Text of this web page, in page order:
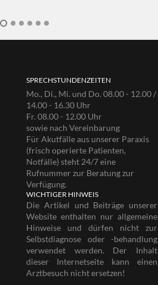
SPRECHSTUNDENZEITEN
Mo., Di., Mi. und Do. 08.00 - 12.00 /
14.00 - 16.30 Uhr
Fr. 08.00 - 12.00 Uhr
sowie nach Vereinbarung
Für Akutfälle aus unserer Paraxis
(frisch operierte Patienten,
Notfälle) steht 24/7 eine
Rufnummer zur Beratung zur
Verfügung.
WICHTIGER HINWEIS
Die Artikel und Beiträge unserer
Website enthalten nur allgemeine
Hinweise und dürfen nicht zur
Selbstdiagnose oder -behandlung
verwendet werden. Der Inhalt
dieser Internetseite kann einen
Arztbesuch nicht ersetzen!